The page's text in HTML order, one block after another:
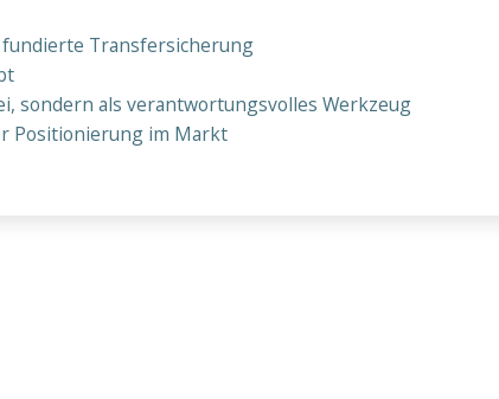
Transfersicherung
sondern als verantwortungsvolles Werkzeug
Positionierung im Markt